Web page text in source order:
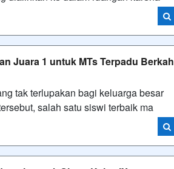
Juara 1 untuk MTs Terpadu Berkah
tak terlupakan bagi keluarga besar
salah satu siswi terbaik ma